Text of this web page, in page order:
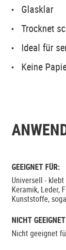
Glasklar
Trocknet
Ideal für
Keine
GEEIGNET FÜR:
Universell -
Keramik, Leder,
Kunststoffe,
NICHT
Nicht geeignet